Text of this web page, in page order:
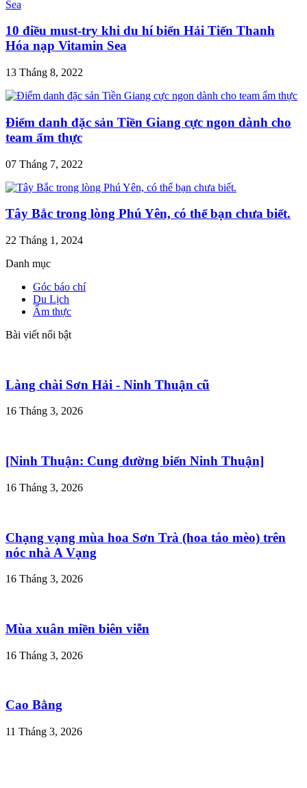
10 điều must-try khi du hí biển Hải Tiến Thanh
Hóa nạp Vitamin Sea
13 Tháng 8, 2022
Điểm danh đặc sản Tiền Giang cực ngon dành cho
team ẩm thực
07 Tháng 7, 2022
Tây Bắc trong lòng Phú Yên, có thể bạn chưa biết.
22 Tháng 1, 2024
Danh mục
Góc báo chí
Du Lịch
Ẩm thực
Bài viết nổi bật
Làng chài Sơn Hải - Ninh Thuận cũ
16 Tháng 3, 2026
[Ninh Thuận: Cung đường biển Ninh Thuận]
16 Tháng 3, 2026
Chạng vạng mùa hoa Sơn Trà (hoa táo mèo) trên
nóc nhà A Vạng
16 Tháng 3, 2026
Mùa xuân miền biên viễn
16 Tháng 3, 2026
Cao Bằng
11 Tháng 3, 2026